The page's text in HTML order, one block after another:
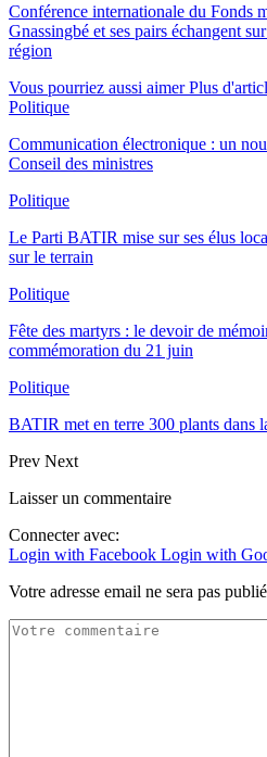
Conférence internationale du Fonds
Gnassingbé et ses pairs échangent
région
Vous pourriez aussi aimer Plus
Politique
Communication électronique : un
Conseil des ministres
Politique
Le Parti BATIR mise sur ses élus
sur le terrain
Politique
Fête des martyrs : le devoir de
commémoration du 21 juin
Politique
BATIR met en terre 300 plants dans
Prev Next
Laisser un commentaire
Connecter avec:
Login with Facebook Login with
Votre adresse email ne sera pas